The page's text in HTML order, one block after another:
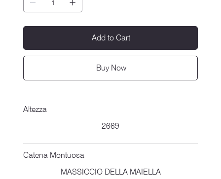
Add to Cart
Buy Now
Altezza
2669
Catena Montuosa
MASSICCIO DELLA MAIELLA